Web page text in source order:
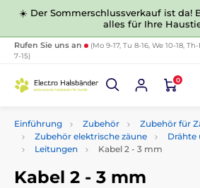
☀️ Der Sommerschlussverkauf ist da!
alles für Ihre
Rufen Sie uns an
(Mo 9-17, Tu 8-16, We 10-18,
7-15)
0
Einführung Zubehör
Zubehör für
Zubehör elektrische zäune
Drähte
Leitungen
Kabel 2 - 3 mm
Kabel 2 - 3 mm